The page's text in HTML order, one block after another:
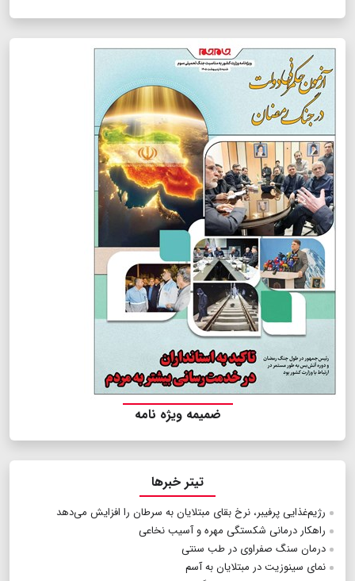
ضمیمه ویژه نامه
تیتر خبرها
رژیم‌غذایی پرفیبر، نرخ بقای مبتلایان به سرطان را افزایش می‌دهد
راهکار درمانی شکستگی مهره و آسیب نخاعی
درمان سنگ صفراوی در طب سنتی
نمای سینوزیت در مبتلایان به آسم